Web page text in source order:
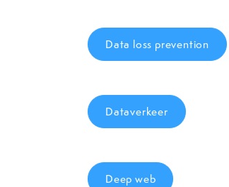
Data loss prevention
Dataverkeer
Deep web